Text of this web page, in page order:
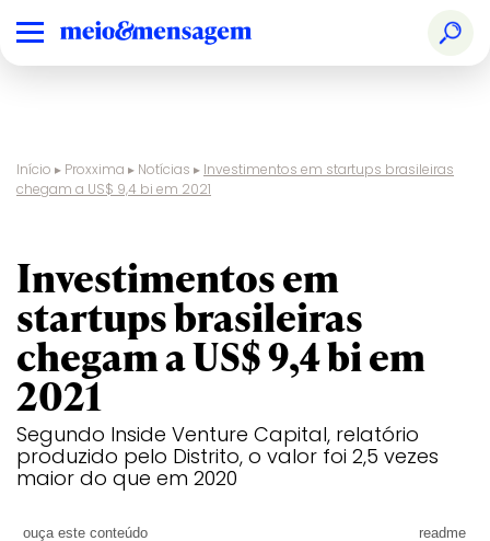
Início ▸ Proxxima ▸ Notícias ▸ Investimentos em startups brasileiras
chegam a US$ 9,4 bi em 2021
Investimentos em
startups brasileiras
chegam a US$ 9,4 bi em
2021
Segundo Inside Venture Capital, relatório
produzido pelo Distrito, o valor foi 2,5 vezes
maior do que em 2020
ouça este conteúdo readme